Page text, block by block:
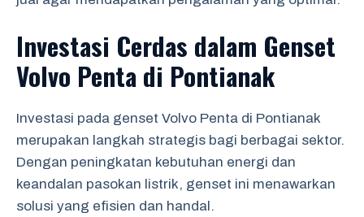
Investasi Cerdas dalam Genset
Volvo Penta di Pontianak
Investasi pada genset Volvo Penta di Pontianak
merupakan langkah strategis bagi berbagai sektor.
Dengan peningkatan kebutuhan energi dan
keandalan pasokan listrik, genset ini menawarkan
solusi yang efisien dan handal.